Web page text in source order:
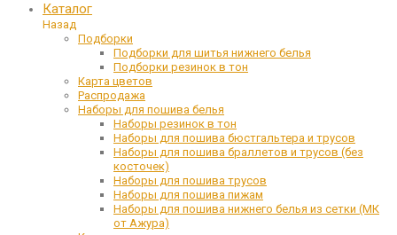
Каталог
Назад
Подборки
Подборки для шитья нижнего белья
Подборки резинок в тон
Карта цветов
Распродажа
Наборы для пошива белья
Наборы резинок в тон
Наборы для пошива бюстгальтера и трусов
Наборы для пошива браллетов и трусов (без
косточек)
Наборы для пошива трусов
Наборы для пошива пижам
Наборы для пошива нижнего белья из сетки (МК
от Ажура)